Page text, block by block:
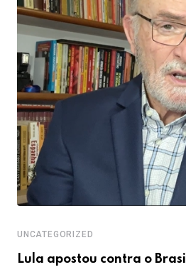
UNCATEGORIZED
Lula apostou contra o Brasil